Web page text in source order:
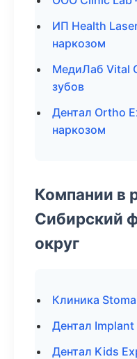
ИП Health
наркозом
МедиЛаб Vital
зубов
Дентал Ortho
наркозом
Компании в
Сибирский
округ
Клиника
Дентал
Дентал Kids